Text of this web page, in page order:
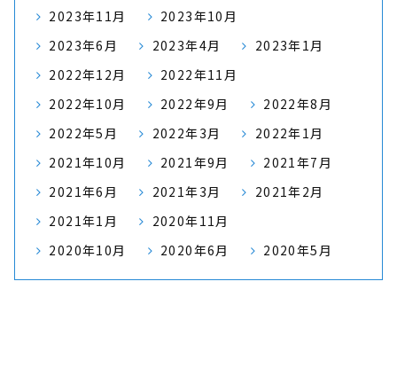
2023年11月
2023年10月
2023年6月
2023年4月
2023年1月
2022年12月
2022年11月
2022年10月
2022年9月
2022年8月
2022年5月
2022年3月
2022年1月
2021年10月
2021年9月
2021年7月
2021年6月
2021年3月
2021年2月
2021年1月
2020年11月
2020年10月
2020年6月 2020年5月